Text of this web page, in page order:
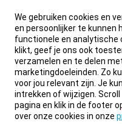
We gebruiken cookies en
en persoonlijker te kunnen
functionele en analytische
klikt, geef je ons ook
verzamelen en te delen
marketingdoeleinden. Zo
voor jou relevant zijn. Je
intrekken of wijzigen.
pagina en klik in de footer
over onze cookies in onze